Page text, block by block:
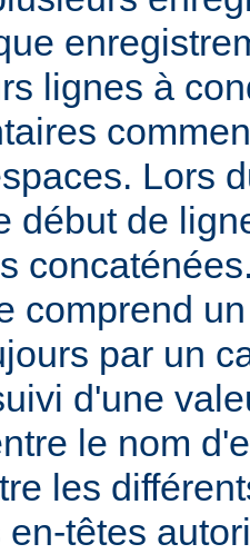
lignes à
Lors
début de
comprend
par un
d'une
le nom
les
têtes